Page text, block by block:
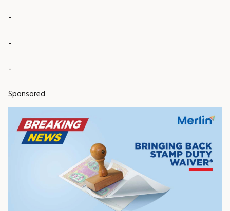
-
-
-
Sponsored